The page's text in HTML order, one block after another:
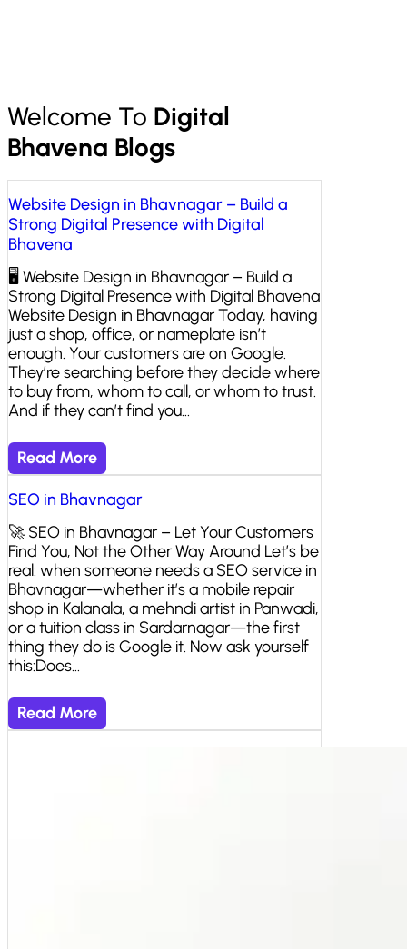
Welcome To Digital
Bhavena Blogs
Website Design in Bhavnagar – Build a
Strong Digital Presence with Digital
Bhavena
🖥️ Website Design in Bhavnagar – Build a
Strong Digital Presence with Digital Bhavena
Website Design in Bhavnagar Today, having
just a shop, office, or nameplate isn’t
enough. Your customers are on Google.
They’re searching before they decide where
to buy from, whom to call, or whom to trust.
And if they can’t find you…
Read More
SEO in Bhavnagar
🚀 SEO in Bhavnagar – Let Your Customers
Find You, Not the Other Way Around Let’s be
real: when someone needs a SEO service in
Bhavnagar—whether it’s a mobile repair
shop in Kalanala, a mehndi artist in Panwadi,
or a tuition class in Sardarnagar—the first
thing they do is Google it. Now ask yourself
this:Does…
Read More